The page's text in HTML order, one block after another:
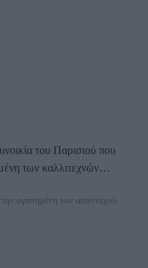
του Παρισιού που
των καλλιτεχνών…
την αγαπημένη των απανταχού